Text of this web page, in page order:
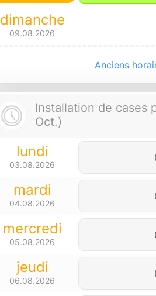
dimanche
09.08.2026
Anciens
Installation de cases
Oct.)
lundi
03.08.2026
mardi
04.08.2026
mercredi
05.08.2026
jeudi
06.08.2026